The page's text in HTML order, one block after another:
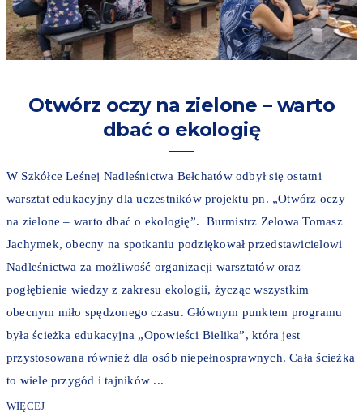
Otwórz oczy na zielone – warto
dbać o ekologię
W Szkółce Leśnej Nadleśnictwa Bełchatów odbył się ostatni
warsztat edukacyjny dla uczestników projektu pn. „Otwórz oczy
na zielone – warto dbać o ekologię”. Burmistrz Zelowa Tomasz
Jachymek, obecny na spotkaniu podziękował przedstawicielowi
Nadleśnictwa za możliwość organizacji warsztatów oraz
pogłębienie wiedzy z zakresu ekologii, życząc wszystkim
obecnym miło spędzonego czasu. Głównym punktem programu
była ścieżka edukacyjna „Opowieści Bielika”, która jest
przystosowana również dla osób niepełnosprawnych. Cała ścieżka
to wiele przygód i tajników ...
WIĘCEJ